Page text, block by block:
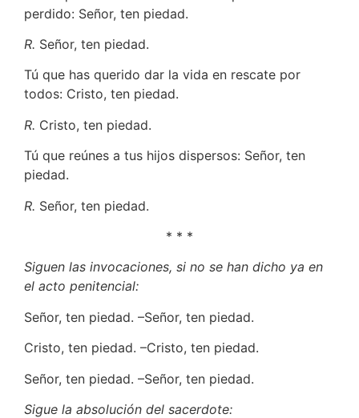
perdido: Señor, ten piedad.
R. Señor, ten piedad.
Tú que has querido dar la vida en rescate por
todos: Cristo, ten piedad.
R. Cristo, ten piedad.
Tú que reúnes a tus hijos dispersos: Señor, ten
piedad.
R. Señor, ten piedad.
* * *
Siguen las invocaciones, si no se han dicho ya en
el acto penitencial:
Señor, ten piedad. –Señor, ten piedad.
Cristo, ten piedad. –Cristo, ten piedad.
Señor, ten piedad. –Señor, ten piedad.
Sigue la absolución del sacerdote: